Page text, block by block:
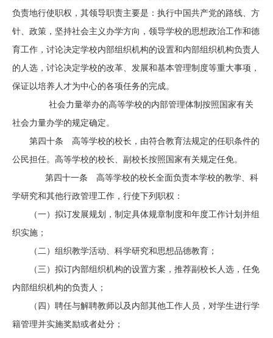
负责地行使职权，其领导职责主要是：执行中国共产党的路线、方
针、政策，坚持社会主义办学方向，领导学校的思想政治工作和德
育工作，讨论决定学校内部组织机构的设置和内部组织机构负责人
的人选，讨论决定学校的改革、发展和基本管理制度等重大事项，
保证以培养人才为中心的各项任务的完成。
社会力量举办的高等学校的内部管理体制按照国家有关
社会力量办学的规定确定。
第四十条 高等学校的校长，由符合教育法规定的任职条件的
公民担任。高等学校的校长、副校长按照国家有关规定任免。
第四十一条 高等学校的校长全面负责本学校的教学、科
学研究和其他行政管理工作，行使下列职权：
（一）拟订发展规划，制定具体规章制度和年度工作计划并组
织实施；
（二）组织教学活动、科学研究和思想品德教育；
（三）拟订内部组织机构的设置方案，推荐副校长人选，任免
内部组织机构的负责人；
（四）聘任与解聘教师以及内部其他工作人员，对学生进行学
籍管理并实施奖励或者处分；